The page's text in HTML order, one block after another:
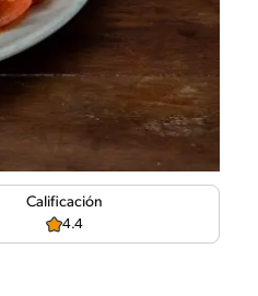
Calificación
4.4